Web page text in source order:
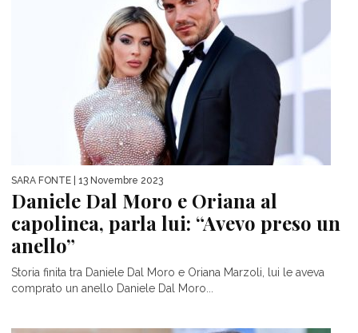
SARA FONTE | 13 Novembre 2023
Daniele Dal Moro e Oriana al
capolinea, parla lui: “Avevo preso un
anello”
Storia finita tra Daniele Dal Moro e Oriana Marzoli, lui le aveva
comprato un anello Daniele Dal Moro...